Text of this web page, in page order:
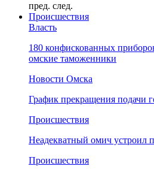
пред. след.
Происшествия
Власть
180 конфискованных
омские таможенники
Новости Омска
График прекращения подачи
Происшествия
Неадекватный омич устроил
Происшествия